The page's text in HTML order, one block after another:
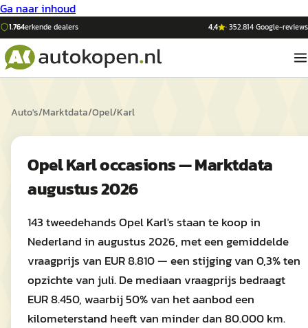
Ga naar inhoud
1.764erkende dealers 4,4 ·352.814Google-reviews
Auto's/Marktdata/Opel/Karl
Opel Karl occasions — Marktdata
augustus 2026
143 tweedehands Opel Karl's staan te koop in
Nederland in augustus 2026, met een gemiddelde
vraagprijs van EUR 8.810 — een stijging van 0,3% ten
opzichte van juli. De mediaan vraagprijs bedraagt
EUR 8.450, waarbij 50% van het aanbod een
kilometerstand heeft van minder dan 80.000 km.